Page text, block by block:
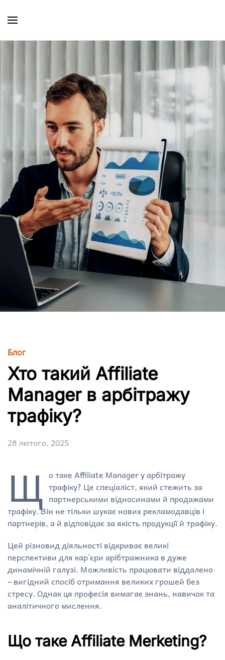
Блог
Хто такий Affiliate
Manager в арбітражу
трафіку?
28 лютого, 2025
Щ о таке Affiliate Manager у арбітражу
трафіку? Це спеціаліст, який стежить за
партнерськими відносинами й продажами
трафіку. Він не тільки шукає нових рекламодавців і
партнерів, а й відповідає за якість продукції й трафіку.
Цей різновид діяльності відкриває великі
перспективи для кар’єри арібтражника в дуже
динамічній галузі. Можливість працювати віддалено
– вигідний спосіб отримання великих грошей без
стресу. Однак ця професія вимагає знань, навичок та
аналітичного мислення.
Що таке Affiliate Merketing?